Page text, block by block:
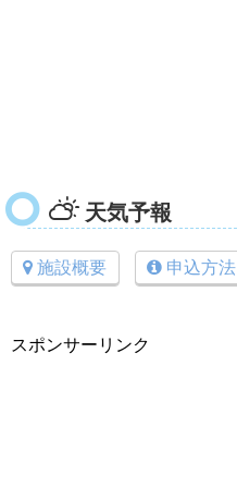
天気予報
施設概要 申込方法
スポンサーリンク